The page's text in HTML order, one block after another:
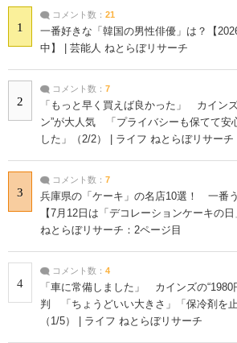
1
コメント数： 21
一番好きな「韓国の男性俳優」は？【
中】 | 芸能人 ねとらぼリサーチ
2
コメント数： 7
「もっと早く買えば良かった」 カイン
ン”が大人気 「プライバシーも保てて安
した」（2/2） | ライフ ねとらぼリサーチ
3
コメント数： 7
兵庫県の「ケーキ」の名店10選！ 一番
【7月12日は「デコレーションケーキの
ねとらぼリサーチ：2ページ目
4
コメント数： 4
「車に常備しました」 カインズの“1980
判 「ちょうどいい大きさ」「保冷剤を止
（1/5） | ライフ ねとらぼリサーチ